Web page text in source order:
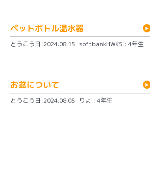
ペットボトル温水器
とうこう日:2024.08.15 softbankHWKS : 4年生
お盆について
とうこう日:2024.08.05 りょ : 4年生